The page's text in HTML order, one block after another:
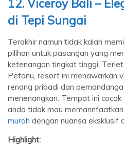
12. Viceroy Bali –
di Tepi Sungai
Terakhir namun tidak kalah
pilihan untuk pasangan yang
ketenangan tingkat tinggi.
Petanu, resort ini menawarkan
renang pribadi dan
menenangkan. Tempat ini
anda tidak mau memannfaatkan
murah dengan nuansa eksklusif
Highlight: